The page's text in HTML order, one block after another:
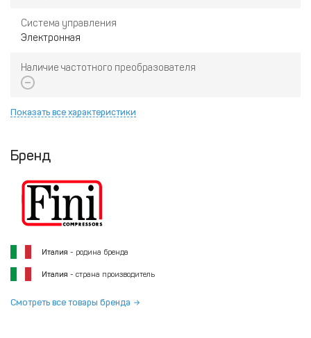
Система управления
Электронная
Наличие частотного преобразователя
Показать все характеристики
Бренд
Италия - родина бренда
Италия - страна производитель
Смотреть все товары бренда